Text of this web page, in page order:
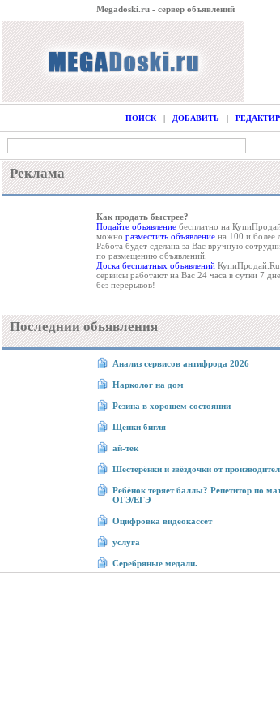
Megadoski.ru - сервер объявлений
ПОИСК| ДОБАВИТЬ |
Реклама
Как продать быстрее?
Подайте объявление бесплатно на
можно разместить объявление на 100 и более
Работа будет сделана за Вас вручную
по размещению объявлений.
Доска бесплатных объявлений
сервисы работают на Вас 24 часа в сутки 7
без перерывов!
Последнии обьявления
Анализ сервисов антифрода 2026
Нарколог на дом
Резина в хорошем состоянии
Щенки бигля
ай-тек
Шестерёнки и звёздочки от
Ребёнок теряет баллы? Репетитор по
ОГЭ/ЕГЭ
Оцифровка видеокассет
услуга
Серебряные медали.